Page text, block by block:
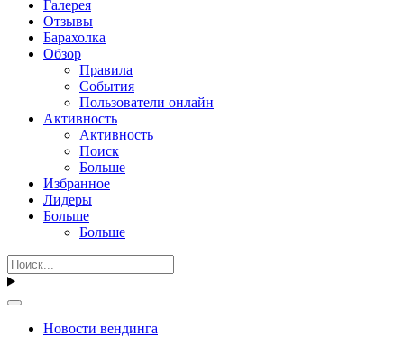
Галерея
Отзывы
Барахолка
Обзор
Правила
События
Пользователи онлайн
Активность
Активность
Поиск
Больше
Избранное
Лидеры
Больше
Больше
Новости вендинга